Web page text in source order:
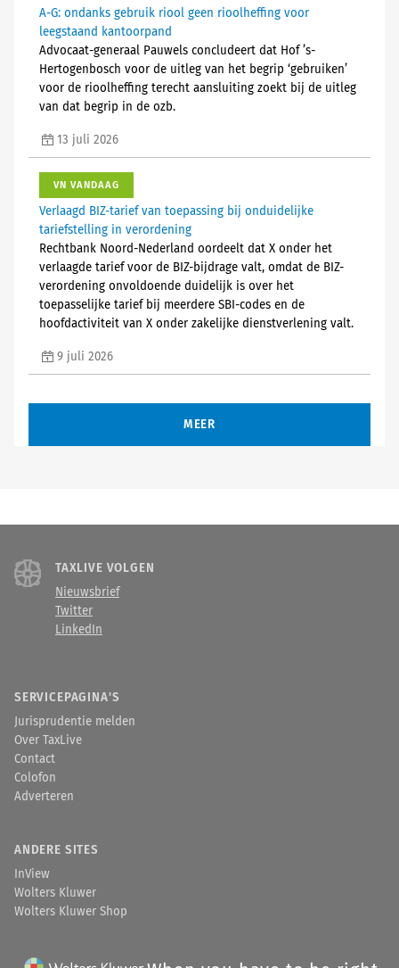
A-G: ondanks gebruik riool geen rioolheffing voor
leegstaand kantoorpand
Advocaat-generaal Pauwels concludeert dat Hof ’s-
Hertogenbosch voor de uitleg van het begrip ‘gebruiken’
voor de rioolheffing terecht aansluiting zoekt bij de uitleg
van dat begrip in de ozb.
13 juli 2026
VN VANDAAG
Verlaagd BIZ-tarief van toepassing bij onduidelijke
tariefstelling in verordening
Rechtbank Noord-Nederland oordeelt dat X onder het
verlaagde tarief voor de BIZ-bijdrage valt, omdat de BIZ-
verordening onvoldoende duidelijk is over het
toepasselijke tarief bij meerdere SBI-codes en de
hoofdactiviteit van X onder zakelijke dienstverlening valt.
9 juli 2026
MEER
TAXLIVE VOLGEN
Nieuwsbrief
Twitter
LinkedIn
SERVICEPAGINA'S
Jurisprudentie melden
Over TaxLive
Contact
Colofon
Adverteren
ANDERE SITES
InView
Wolters Kluwer
Wolters Kluwer Shop